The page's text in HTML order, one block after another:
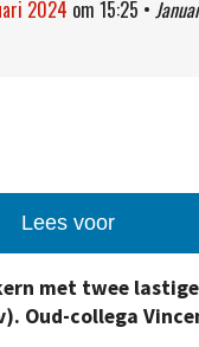
2024 om 15:25 •
Lees voor
met twee
Oud-collega